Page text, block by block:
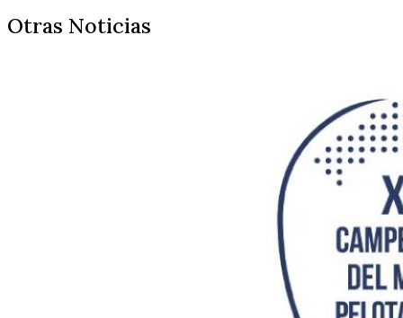
Otras Noticias